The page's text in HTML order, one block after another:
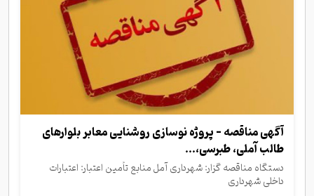
آگهی مناقصه - پروژه نوسازی روشنایی معابر بلوارهای
طالب آملی، طبرسی،...
دستگاه مناقصه گزار: شهرداری آمل منابع تأمین اعتبار: اعتبارات
داخلی شهرداری